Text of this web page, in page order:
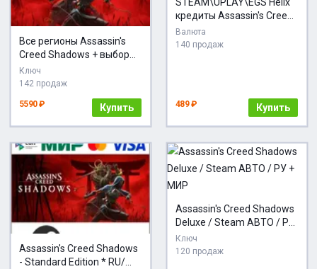
Все регионы Assassin's
Creed Shadows + выбор
издания
Ключ
142 продаж
5590 ₽ Купить
кредиты Assassin's Creed
Shadows
Валюта
140 продаж
489 ₽ Купить
Assassin's Creed Shadows
- Standard Edition * RU/
Assassin's Creed Shadows
Deluxe / Steam АВТО / РУ
+ МИР
Ключ
120 продаж